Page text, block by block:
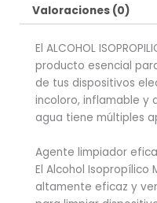
Valoraciones (0)
El ALCOHOL
producto esencial
de tus dispositivos
incoloro, inflamable y
agua tiene múltiples
Agente limpiador
El Alcohol Isopropílico
altamente eficaz y